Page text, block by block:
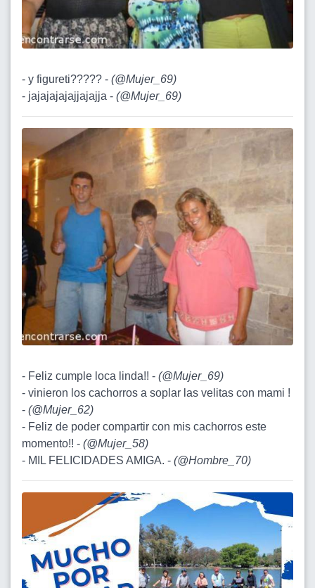
- y figureti????? - (@Mujer_69)
- jajajajajajjajajja - (@Mujer_69)
- Feliz cumple loca linda!! - (@Mujer_69)
- vinieron los cachorros a soplar las velitas con mami !
- (@Mujer_62)
- Feliz de poder compartir con mis cachorros este
momento!! - (@Mujer_58)
- MIL FELICIDADES AMIGA. - (@Hombre_70)